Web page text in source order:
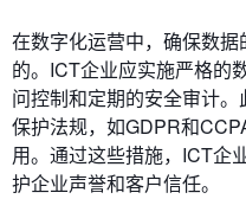
在数字化运营中，确保数
的。ICT企业应实施严格的
问控制和定期的安全审计
保护法规，如GDPR和
用。通过这些措施，ICT企
护企业声誉和客户信任。